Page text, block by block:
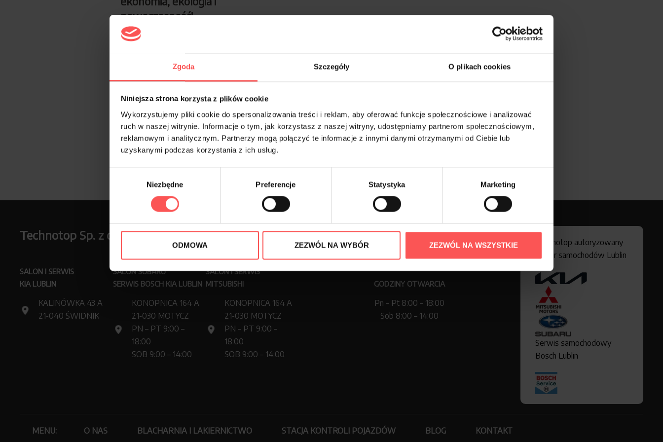
Zgoda Szczegóły O plikach cookies
Niniejsza strona korzysta z plików cookie
Wykorzystujemy pliki cookie do spersonalizowania treści i reklam, aby oferować funkcje społecznościowe i analizować
ruch w naszej witrynie. Informacje o tym, jak korzystasz z naszej witryny, udostępniamy partnerom społecznościowym,
reklamowym i analitycznym. Partnerzy mogą połączyć te informacje z innymi danymi otrzymanymi od Ciebie lub
uzyskanymi podczas korzystania z ich usług.
Niezbędne Preferencje Statystyka Marketing
ODMOWA ZEZWÓL NA WYBÓR ZEZWÓL NA WSZYSTKIE
nowoczesność!
przez
Mitsubishi Eclipse Cross jest
jednym z czterech pojazdów,
dostępnych w ofercie Mitsubishi.
Chociaż model Eclipse zasłynął m.in.
dzięki roli
wcześniejszych… Dowiedz się
więcej »
Technotop Sp. z o.o.
SALON I SERWIS
KIA LUBLIN
KALINÓWKA 43 A
21-040 ŚWIDNIK
SALON SUBARU
SERWIS BOSCH KIA LUBLIN
KONOPNICA 164 A
21-030 MOTYCZ
PN – PT 9:00 –
18:00
SOB 9:00 – 14:00
SALON I SERWIS
MITSUBISHI
KONOPNICA 164 A
21-030 MOTYCZ
PN – PT 9:00 –
18:00
SOB 9:00 – 14:00
GODZINY OTWARCIA
Pn – Pt 8:00 – 18:00
Sob 8:00 – 14:00
Technotop autoryzowany
dealer samochodów Lublin
Serwis samochodowy
Bosch Lublin
MENU: O NAS BLACHARNIA I LAKIERNICTWO STACJA KONTROLI POJAZDÓW BLOG KONTAKT